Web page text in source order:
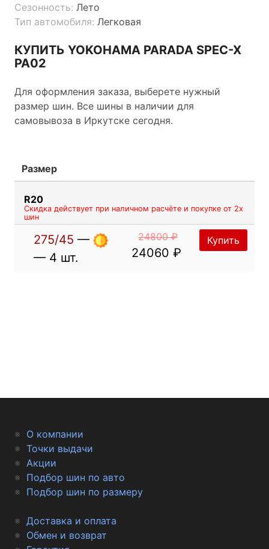
Сезонность: Лето
Тип автомобиля: Легковая
КУПИТЬ YOKOHAMA PARADA SPEC-X
PA02
Для оформления заказа, выберете нужный
размер шин. Все шины в наличии для
самовывоза в Иркутске сегодня.
Размер
R20
Скидка действует при наличном расчёте и покупке от 2х
шин
275/45 —
— 4 шт.
24800 ₽
24060 ₽
Купить
О компании
Точки выдачи
Акции
Подбор шин по авто
Подбор шин по размеру
Доставка и оплата
Обмен и возврат